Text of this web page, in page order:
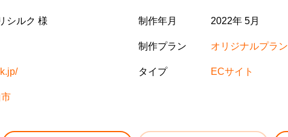
シルク 様 制作年月 2022年 5月
制作プラン オリジナルプラン
タイプ ECサイト